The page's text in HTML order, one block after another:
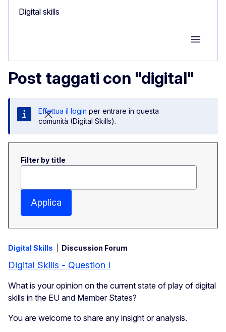
Digital skills
Group
Post taggati con "digital"
Effettua il login per entrare in questa
comunità (Digital Skills).
Filter by title
Applica
Digital Skills Discussion Forum
Digital Skills - Question I
What is your opinion on the current state of play of digital
skills in the EU and Member States?
You are welcome to share any insight or analysis.